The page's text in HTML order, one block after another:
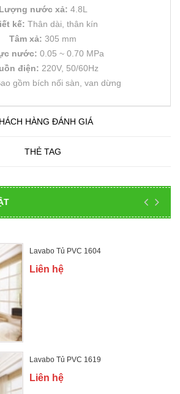
Lượng nước xả: 4.8L
kế: Thân dài, thân kín
Tâm xả: 305 mm
nước: 0.05 ~ 0.70 MPa
điện: 220V, 50/60Hz
gồm bích nối sàn, van dừng
HÀNG ĐÁNH GIÁ
THẺ TAG
Lavabo Tủ PVC 1604
Liên hệ
Lavabo Tủ PVC 1619
Liên hệ